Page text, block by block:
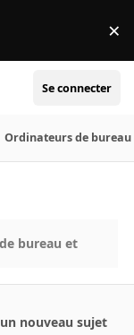
×
Se connecter
Ordinateurs de bureau
bureau et
nouveau sujet